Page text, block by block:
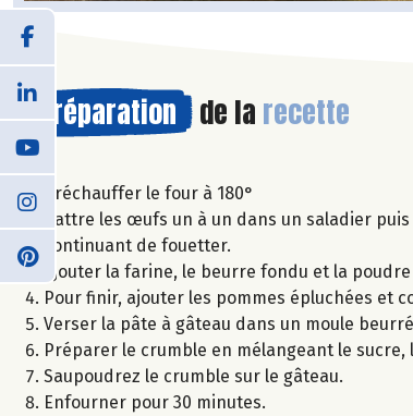
Préparation de la recette
Préchauffer le four à 180°
Battre les œufs un à un dans un saladier
continuant de fouetter.
Ajouter la farine, le beurre fondu et la poudre
Pour finir, ajouter les pommes épluchées et
Verser la pâte à gâteau dans un moule
Préparer le crumble en mélangeant le
Saupoudrez le crumble sur le gâteau.
Enfourner pour 30 minutes.